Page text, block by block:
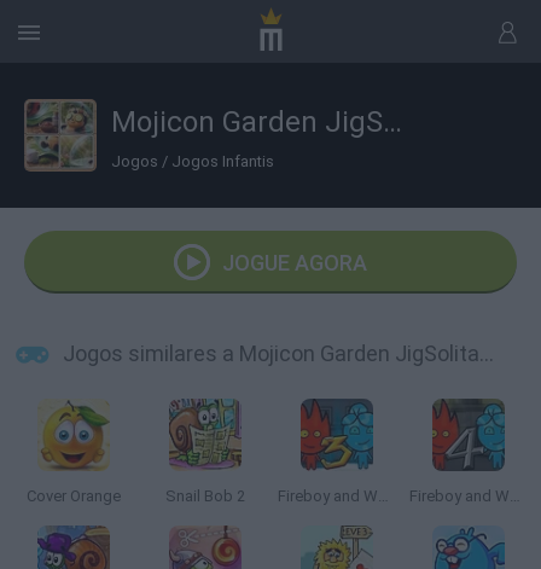
Mojicon Garden JigSolitaire
Jogos / Jogos Infantis
JOGUE AGORA
Jogos similares a Mojicon Garden JigSolitaire
Cover Orange Snail Bob 2 Fireboy and Watergirl 3: The Ice Temple Fireboy and Watergirl 4: The Crystal Temple